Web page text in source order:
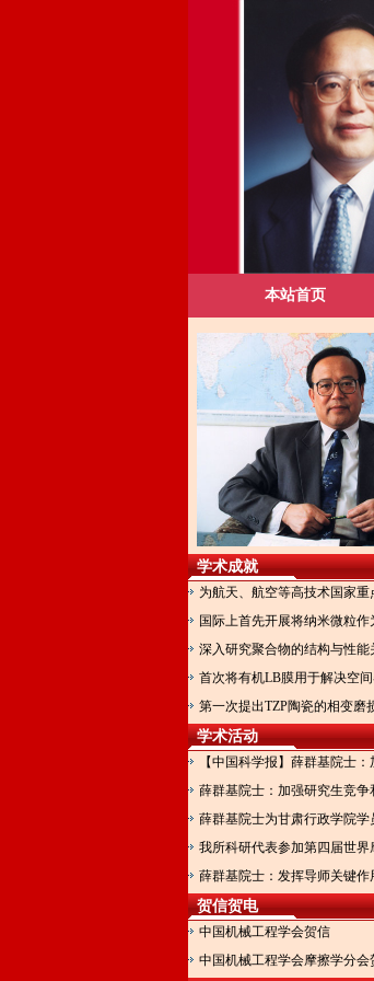
本站首页
学术成就
为航天、航空等高技术国家
国际上首先开展将纳米微粒
深入研究聚合物的结构与性
首次将有机LB膜用于解决空
第一次提出TZP陶瓷的相变磨
学术活动
【中国科学报】薛群基院士
薛群基院士：加强研究生竞
薛群基院士为甘肃行政学院学
我所科研代表参加第四届世界
薛群基院士：发挥导师关键
贺信贺电
中国机械工程学会贺信
中国机械工程学会摩擦学分会